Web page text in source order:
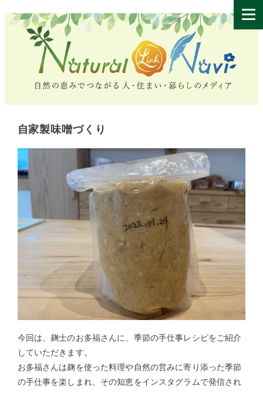
自家製味噌づくり
今回は、麹士のお多福さんに、季節の手仕事レシピをご紹介
していただきます。
お多福さんは麹を使った料理や自然の営みに寄り添った季節
の手仕事を楽しまれ、その知恵をインスタグラムで発信され